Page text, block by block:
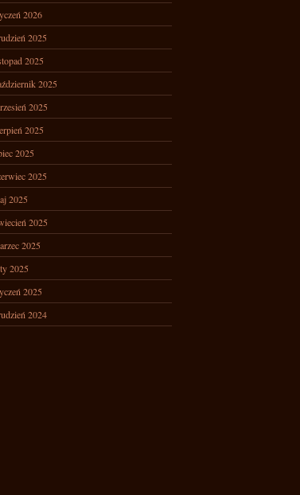
2026
2025
2025
2025
2025
2025
2025
2025
2025
2025
2025
2025
2025
2024